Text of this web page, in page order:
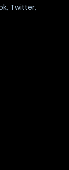
Twitter,